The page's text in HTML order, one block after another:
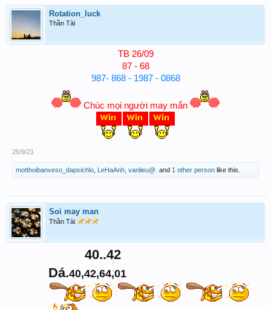
Rotation_luck
Thần Tài
TB 26/09
87 - 68
987- 868 - 1987 - 0868
Chúc mọi người may mắn
26/9/21
motthoibanveso_dapxichlo LeHaAnh vanlieu@. and 1 other person like this.
Soi may man
Thần Tài
40..42
Dá.40,42,64,01